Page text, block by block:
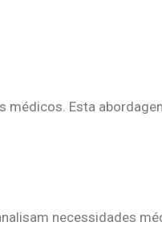
Esta
necessidades